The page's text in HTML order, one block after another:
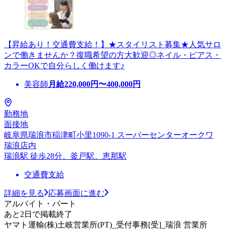
【昇給あり！交通費支給！】★スタイリスト募集★人気サロ
ンで働きませんか？復職希望の方大歓迎◎ネイル・ピアス・
カラーOKで自分らしく働けます♪
美容師 月給220,000円〜400,000円
勤務地
面接地
岐阜県瑞浪市稲津町小里1090-1 スーパーセンターオークワ
瑞浪店内
瑞浪駅 徒歩28分、釜戸駅、恵那駅
交通費支給
詳細を見る
応募画面に進む
アルバイト・パート
あと2日で掲載終了
ヤマト運輸(株)土岐営業所(PT)_受付事務[受]_瑞浪 営業所